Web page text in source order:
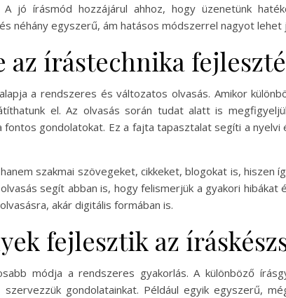
jó írásmód hozzájárul ahhoz, hogy üzenetünk
néhány egyszerű, ám hatásos módszerrel nagyot
az írástechnika
a rendszeres és változatos olvasás. Amikor
el. Az olvasás során tudat alatt is
fontos gondolatokat. Ez a fajta tapasztalat segíti a
szakmai szövegeket, cikkeket, blogokat is,
segít abban is, hogy felismerjük a gyakori
akár digitális formában is.
fejlesztik az
módja a rendszeres gyakorlás. A különböző
gondolatainkat. Például egyik egyszerű,